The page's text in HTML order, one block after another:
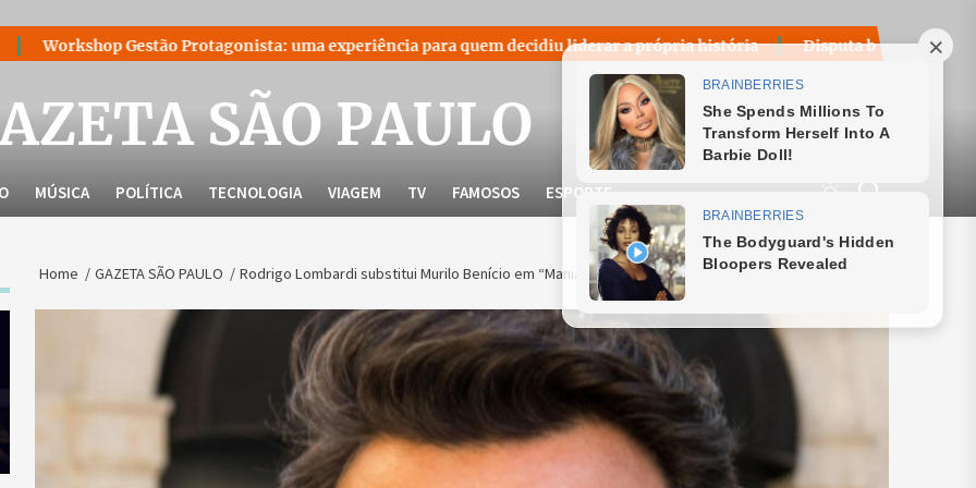
Protagonista: uma experiência para quem decidiu liderar a própria história Disputa bilionária sobre royalties do
SÃO PAULO
MÚSICA POLÍTICA TECNOLOGIA VIAGEM TV FAMOSOS ESPORTE
Home GAZETA SÃO PAULO Rodrigo Lombardi substitui Murilo Benício em “Mania de Você” e promete novo vilão icônico